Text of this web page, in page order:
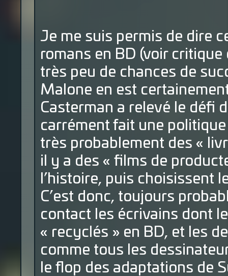
Je me suis permis de dire
romans en BD (voir critique
très peu de chances de
Malone en est
Casterman a relevé le défi
carrément fait une
très probablement des «
il y a des « films de
l’histoire, puis choisissent
C’est donc, toujours
contact les écrivains dont
« recyclés » en BD, et les
comme tous les
le flop des adaptations de